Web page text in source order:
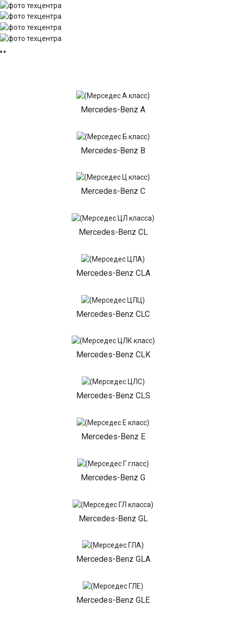
Mercedes-Benz A
Mercedes-Benz B
Mercedes-Benz C
Mercedes-Benz CL
Mercedes-Benz CLA
Mercedes-Benz CLC
Mercedes-Benz CLK
Mercedes-Benz CLS
Mercedes-Benz E
Mercedes-Benz G
Mercedes-Benz GL
Mercedes-Benz GLA
Mercedes-Benz GLE